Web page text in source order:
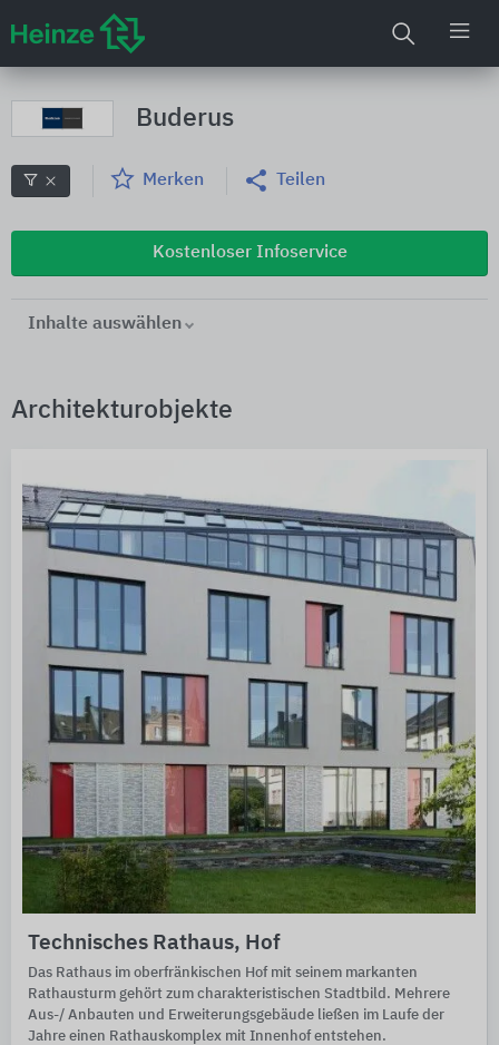
Buderus
Merken Teilen
Kostenloser Infoservice
Inhalte auswählen
Architekturobjekte
Technisches Rathaus, Hof
Das Rathaus im oberfränkischen Hof mit seinem markanten
Rathausturm gehört zum charakteristischen Stadtbild. Mehrere
Aus-/ Anbauten und Erweiterungsgebäude ließen im Laufe der
Jahre einen Rathauskomplex mit Innenhof entstehen.